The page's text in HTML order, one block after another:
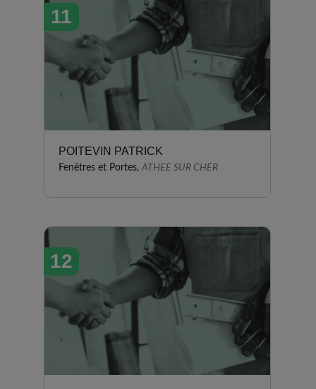
11
POITEVIN PATRICK
Fenêtres et Portes, ATHEE SUR CHER
12